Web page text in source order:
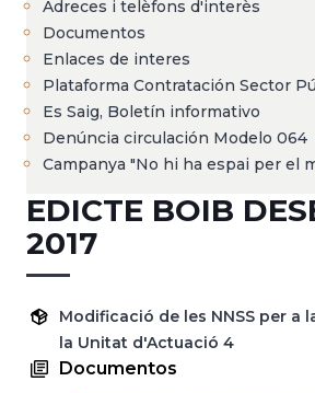
Adreces i telèfons d'interès
Documentos
Enlaces de interes
Plataforma Contratación Sector
Es Saig, Boletín informativo
Denúncia circulación Modelo 064
Campanya "No hi ha espai per el
EDICTE BOIB
2017
Modificació de les NNSS per a
la Unitat d'Actuació 4
Documentos